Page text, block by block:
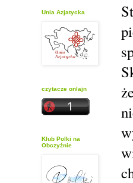
Unia Azjatycka
czytacze onlajn
Klub Polki na
Obczyźnie